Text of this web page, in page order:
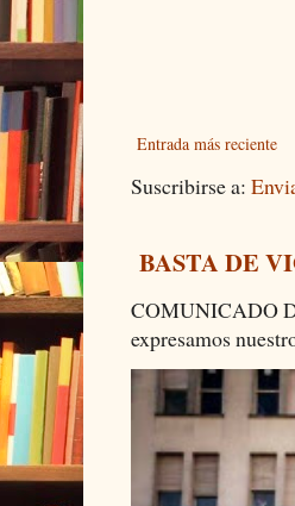
Entrada más reciente
Suscribirse a:
BASTA DE
COMUNICADO
expresamos